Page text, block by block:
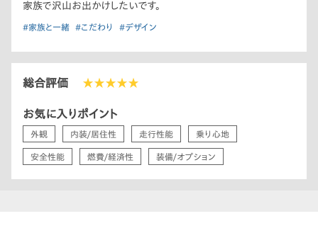
家族で沢山お出かけしたいです。
#家族と一緒 #こだわり #デザイン
総合評価 ★★★★★
お気に入りポイント
外観 内装/居住性 走行性能 乗り心地
安全性能 燃費/経済性 装備/オプション